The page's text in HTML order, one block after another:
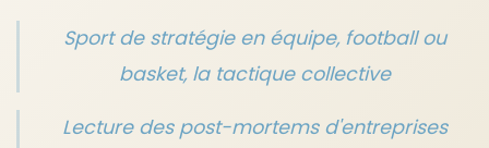
Sport de stratégie en équipe, football ou
basket, la tactique collective
Lecture des post-mortems d'entreprises